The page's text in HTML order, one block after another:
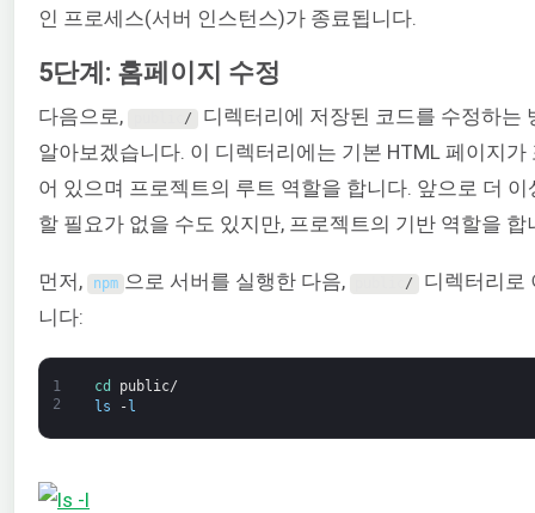
인 프로세스(서버 인스턴스)가 종료됩니다.
5단계: 홈페이지 수정
다음으로, / 디렉터리에 저장된 코드를 수정하는
알아보겠습니다. 이 디렉터리에는 기본 HTML 페이지가
어 있으며 프로젝트의 루트 역할을 합니다. 앞으로 더 이
할 필요가 없을 수도 있지만, 프로젝트의 기반 역할을 합
먼저, npm 으로 서버를 실행한 다음, /
디렉터리로
니다:
1
2
cd public/
ls
-l